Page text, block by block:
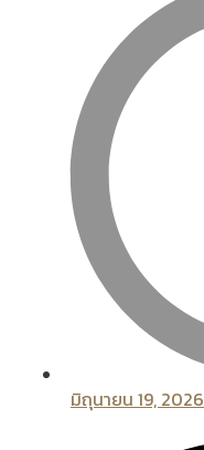
มิถุนายน 19, 2026